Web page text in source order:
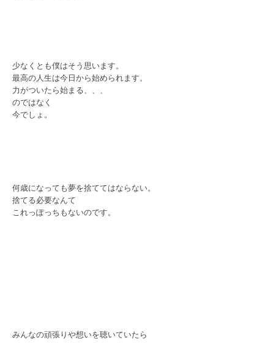
少なくとも僕はそう思います。
最高の人生は今日から始められます。
力がついたら始まる、、、
のではなく
今でしょ。
何歳になっても夢を捨ててはならない。
捨てる必要なんて
これっぽっちもないのです。
みんなの頑張りや想いを聴いていたら